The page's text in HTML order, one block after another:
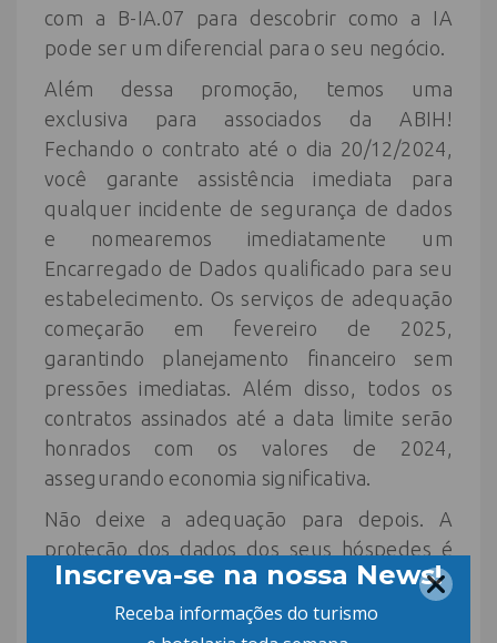
com a B-IA.07 para descobrir como a IA
pode ser um diferencial para o seu negócio.
Além dessa promoção, temos uma
exclusiva para associados da ABIH!
Fechando o contrato até o dia 20/12/2024,
você garante assistência imediata para
qualquer incidente de segurança de dados
e nomearemos imediatamente um
Encarregado de Dados qualificado para seu
estabelecimento. Os serviços de adequação
começarão em fevereiro de 2025,
garantindo planejamento financeiro sem
pressões imediatas. Além disso, todos os
contratos assinados até a data limite serão
honrados com os valores de 2024,
assegurando economia significativa.
Não deixe a adequação para depois. A
proteção dos dados dos seus hóspedes é
essencial para o sucesso e a credibilidade do
seu negócio. Fale conosco e descubra como
tornar a LGPD uma vantagem competitiva